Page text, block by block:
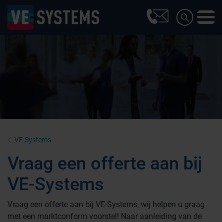
VE-Systems
Vraag een offerte aan bij
VE-Systems
Vraag een offerte aan bij VE-Systems, wij helpen u graag
met een marktconform voorstel! Naar aanleiding van de
Farmaceutische industrie